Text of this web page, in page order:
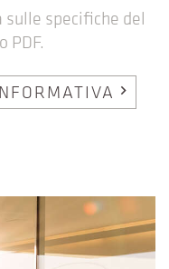
sulle specifiche del
PDF.
chevron_right